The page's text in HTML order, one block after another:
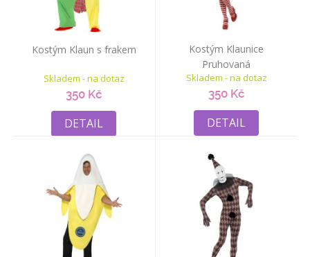
Kostým Klaun s frakem
Skladem - na dotaz
350 Kč
DETAIL
Kostým Klaunice
Pruhovaná
Skladem - na dotaz
350 Kč
DETAIL